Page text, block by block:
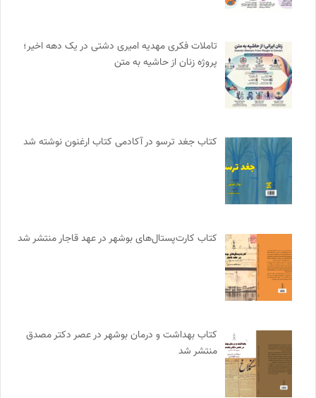
تاملات فکری مهدیه امیری دشتی در یک دهه اخیر؛
پروژه زنان از حاشیه به متن
کتاب جغد ترسو در آکادمی کتاب ارغنون نوشته شد
کتاب کارت‌پستال‌های بوشهر در عهد قاجار منتشر شد
کتاب بهداشت و درمان بوشهر در عصر دکتر مصدق
منتشر شد